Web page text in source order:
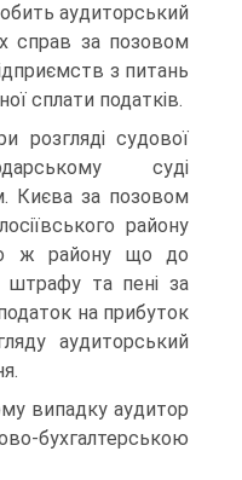
аудиторський
справ за позовом
з питань
сплати податків.
розгляді судової
суді
Києва за позовом
району
ж району що до
штрафу та пені за
на прибуток
аудиторський
випадку аудитор